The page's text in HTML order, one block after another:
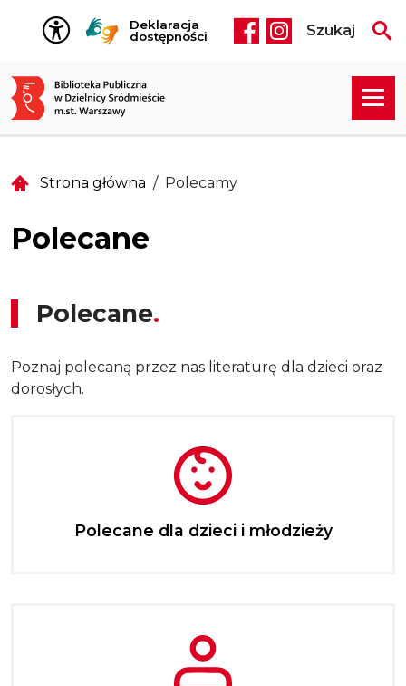
Przejdź do treści
Deklaracja
dostępności
Social media
Szukaj
Strona główna Polecamy
Polecane
Polecane
Poznaj polecaną przez nas literaturę dla dzieci oraz
dorosłych.
Polecane dla dzieci i młodzieży